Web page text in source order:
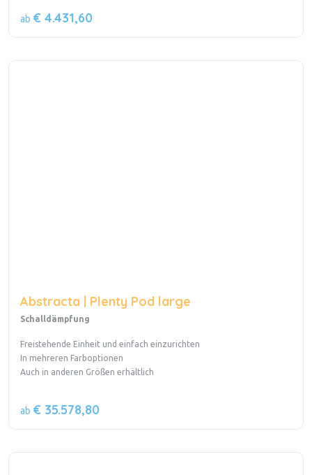
ab € 4.431,60
Abstracta | Plenty Pod large
Schalldämpfung
Freistehende Einheit und einfach einzurichten
In mehreren Farboptionen
Auch in anderen Größen erhältlich
ab € 35.578,80